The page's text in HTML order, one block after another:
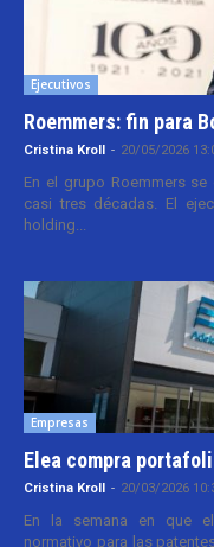
Ejecutivos
Roemmers: fin para
Cristina Kroll - 20/05/2026
En el grupo Roemmers
casi tres décadas. El
holding...
Empresas
Elea compra
Cristina Kroll - 20/03/2026
En la semana en que
normativo para las